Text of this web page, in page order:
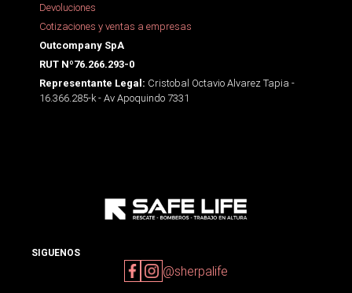
Devoluciones
Cotizaciones y ventas a empresas
Outcompany SpA
RUT Nº76.266.293-0
Representante Legal: Cristobal Octavio Alvarez Tapia -
16.366.285-k - Av Apoquindo 7331
SIGUENOS
@sherpalife